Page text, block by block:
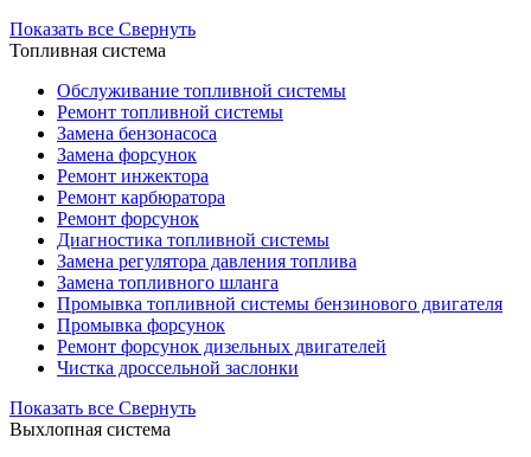
Показать все Свернуть
Топливная система
Обслуживание топливной системы
Ремонт топливной системы
Замена бензонасоса
Замена форсунок
Ремонт инжектора
Ремонт карбюратора
Ремонт форсунок
Диагностика топливной системы
Замена регулятора давления топлива
Замена топливного шланга
Промывка топливной системы бензинового двигателя
Промывка форсунок
Ремонт форсунок дизельных двигателей
Чистка дроссельной заслонки
Показать все Свернуть
Выхлопная система